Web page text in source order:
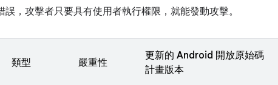
，攻擊者只要具有使用者執行權限，就能發動攻擊。
類型 嚴重性
更新的 Android 開放原始碼
計畫版本